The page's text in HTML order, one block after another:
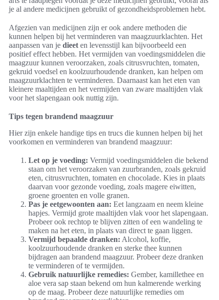
je al andere medicijnen gebruikt of gezondheidsproblemen hebt.
Afgezien van medicijnen zijn er ook andere methoden die
kunnen helpen bij het verminderen van maagzuurklachten. Het
aanpassen van je dieet en levensstijl kan bijvoorbeeld een
positief effect hebben. Het vermijden van voedingsmiddelen die
maagzuur kunnen veroorzaken, zoals citrusvruchten, tomaten,
gekruid voedsel en koolzuurhoudende dranken, kan helpen om
maagzuurklachten te verminderen. Daarnaast kan het eten van
kleinere maaltijden en het vermijden van zware maaltijden vlak
voor het slapengaan ook nuttig zijn.
Tips tegen brandend maagzuur
Hier zijn enkele handige tips en trucs die kunnen helpen bij het
voorkomen en verminderen van brandend maagzuur:
Let op je voeding: Vermijd voedingsmiddelen die bekend
staan om het veroorzaken van zuurbranden, zoals gekruid
eten, citrusvruchten, tomaten en chocolade. Kies in plaats
daarvan voor gezonde voeding, zoals magere eiwitten,
groene groenten en volle granen.
Pas je eetgewoonten aan: Eet langzaam en neem kleine
hapjes. Vermijd grote maaltijden vlak voor het slapengaan.
Probeer ook rechtop te blijven zitten of een wandeling te
maken na het eten, in plaats van direct te gaan liggen.
Vermijd bepaalde dranken: Alcohol, koffie,
koolzuurhoudende dranken en sterke thee kunnen
bijdragen aan brandend maagzuur. Probeer deze dranken
te verminderen of te vermijden.
Gebruik natuurlijke remedies: Gember, kamillethee en
aloe vera sap staan bekend om hun kalmerende werking
op de maag. Probeer deze natuurlijke remedies om